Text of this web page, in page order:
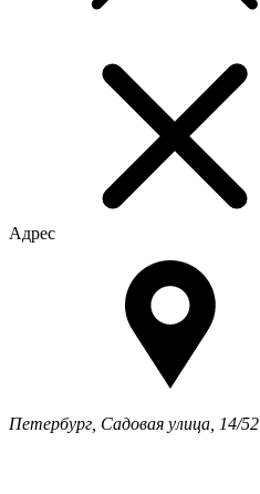
Адрес
Петербург, Садовая улица, 14/52